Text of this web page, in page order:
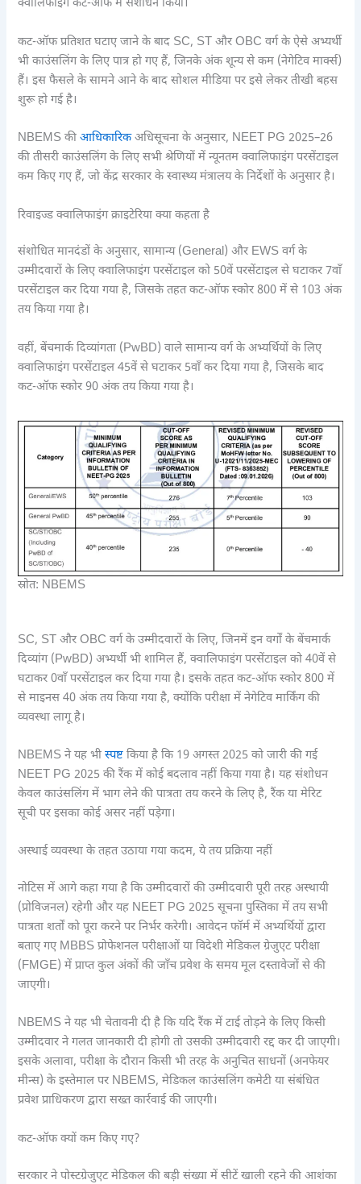
क्वालिफाइंग कट-ऑफ में संशोधन किया।
कट-ऑफ प्रतिशत घटाए जाने के बाद SC, ST और OBC वर्ग के ऐसे अभ्यर्थी
भी काउंसलिंग के लिए पात्र हो गए हैं, जिनके अंक शून्य से कम (नेगेटिव मार्क्स)
हैं। इस फैसले के सामने आने के बाद सोशल मीडिया पर इसे लेकर तीखी बहस
शुरू हो गई है।
NBEMS कीआधिकारिकअधिसूचना के अनुसार, NEET PG 2025–26
की तीसरी काउंसलिंग के लिए सभी श्रेणियों में न्यूनतम क्वालिफाइंग परसेंटाइल
कम किए गए हैं, जो केंद्र सरकार के स्वास्थ्य मंत्रालय के निर्देशों के अनुसार है।
रिवाइज्ड क्वालिफाइंग क्राइटेरिया क्या कहता है
संशोधित मानदंडों के अनुसार, सामान्य (General) और EWS वर्ग के
उम्मीदवारों के लिए क्वालिफाइंग परसेंटाइल को 50वें परसेंटाइल से घटाकर 7वाँ
परसेंटाइल कर दिया गया है, जिसके तहत कट-ऑफ स्कोर 800 में से 103 अंक
तय किया गया है।
वहीं, बेंचमार्क दिव्यांगता (PwBD) वाले सामान्य वर्ग के अभ्यर्थियों के लिए
क्वालिफाइंग परसेंटाइल 45वें से घटाकर 5वाँ कर दिया गया है, जिसके बाद
कट-ऑफ स्कोर 90 अंक तय किया गया है।
स्रोत: NBEMS
SC, ST और OBC वर्ग के उम्मीदवारों के लिए, जिनमें इन वर्गों के बेंचमार्क
दिव्यांग (PwBD) अभ्यर्थी भी शामिल हैं, क्वालिफाइंग परसेंटाइल को 40वें से
घटाकर 0वाँ परसेंटाइल कर दिया गया है। इसके तहत कट-ऑफ स्कोर 800 में
से माइनस 40 अंक तय किया गया है, क्योंकि परीक्षा में नेगेटिव मार्किंग की
व्यवस्था लागू है।
NBEMS ने यह भी स्पष्टकिया है कि 19 अगस्त 2025 को जारी की गई
NEET PG 2025 की रैंक में कोई बदलाव नहीं किया गया है। यह संशोधन
केवल काउंसलिंग में भाग लेने की पात्रता तय करने के लिए है, रैंक या मेरिट
सूची पर इसका कोई असर नहीं पड़ेगा।
अस्थाई व्यवस्था के तहत उठाया गया कदम, ये तय प्रक्रिया नहीं
नोटिस में आगे कहा गया है कि उम्मीदवारों की उम्मीदवारी पूरी तरह अस्थायी
(प्रोविजनल) रहेगी और यह NEET PG 2025 सूचना पुस्तिका में तय सभी
पात्रता शर्तों को पूरा करने पर निर्भर करेगी। आवेदन फॉर्म में अभ्यर्थियों द्वारा
बताए गए MBBS प्रोफेशनल परीक्षाओं या विदेशी मेडिकल ग्रेजुएट परीक्षा
(FMGE) में प्राप्त कुल अंकों की जाँच प्रवेश के समय मूल दस्तावेजों से की
जाएगी।
NBEMS ने यह भी चेतावनी दी है कि यदि रैंक में टाई तोड़ने के लिए किसी
उम्मीदवार ने गलत जानकारी दी होगी तो उसकी उम्मीदवारी रद्द कर दी जाएगी।
इसके अलावा, परीक्षा के दौरान किसी भी तरह के अनुचित साधनों (अनफेयर
मीन्स) के इस्तेमाल पर NBEMS, मेडिकल काउंसलिंग कमेटी या संबंधित
प्रवेश प्राधिकरण द्वारा सख्त कार्रवाई की जाएगी।
कट-ऑफ क्यों कम किए गए?
सरकार ने पोस्टग्रेजुएट मेडिकल की बड़ी संख्या में सीटें खाली रहने की आशंका